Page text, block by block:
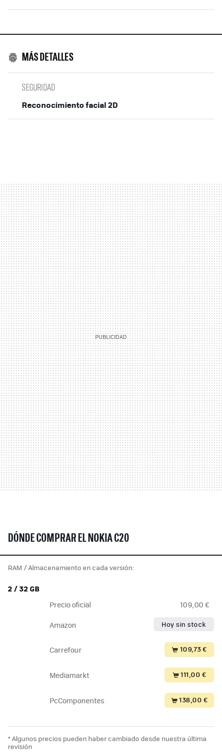
MÁS DETALLES
SEGURIDAD
Reconocimiento facial 2D
DÓNDE COMPRAR EL NOKIA C20
RAM / Almacenamiento en cada versión:
2 / 32 GB
Precio oficial 109,00 €
Amazon Hoy sin stock
Carrefour 109,73 €
Mediamarkt 111,00 €
PcComponentes 138,00 €
* Algunos precios pueden haber cambiado desde nuestra última
revisión